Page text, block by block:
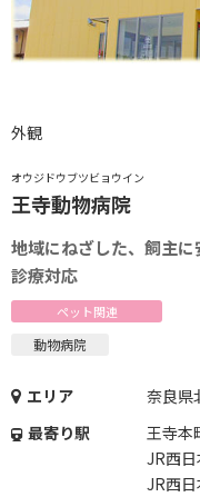
オウジドウブツビョウイン
王寺動物病院
地域にねざした、飼主
診療対応
ペット関連
動物病院
エリア
奈良県
最寄り駅
王寺本
JR西
JR西
外観